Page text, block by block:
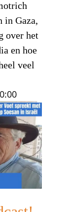
in Gaza,
over het
en hoe
veel